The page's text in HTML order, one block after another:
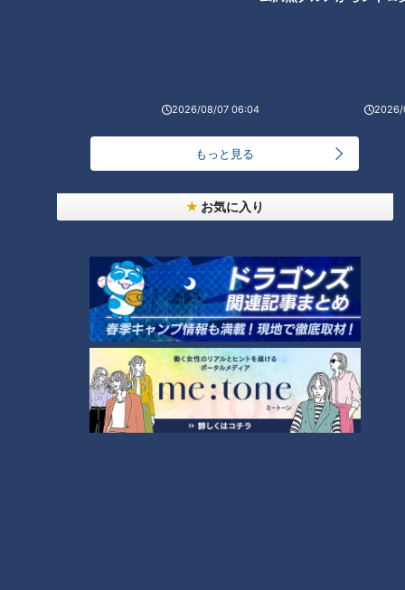
2026/08/07 06:04 2026/
もっと見る
お気に入り
せんどう）】は、明治35年創業の老舗和菓子店。
取材の対応をしてくださったのは、5代目になるという息子さ